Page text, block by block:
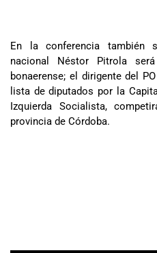
En la conferencia también
nacional Néstor Pitrola
bonaerense; el dirigente del
lista de diputados por la
Izquierda Socialista,
provincia de Córdoba.